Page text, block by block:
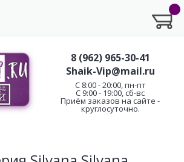
8 (962) 965-30-41
Shaik-Vip@mail.ru
C 8:00 - 20:00, пн-пт
С 9:00 - 19:00, сб-вс
Приём заказов на сайте -
круглосуточно.